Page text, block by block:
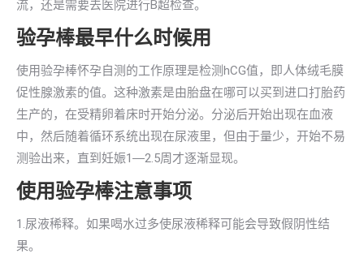
流，还是需要去医院进行B超检查。
验孕棒最早什么时候用
使用验孕棒怀孕自测的工作原理是检测hCG值，即人体绒毛膜
促性腺激素的值。这种激素是由胎盘在哪可以买到进口打胎药
生产的，在受精卵着床时开始分泌。分泌后开始出现在血液
中，然后随着循环系统出现在尿液里，但由于量少，开始不易
测验出来，直到妊娠1―2.5周才逐渐显现。
使用验孕棒注意事项
1.尿液稀释。如果喝水过多使尿液稀释可能会导致假阴性结
果。